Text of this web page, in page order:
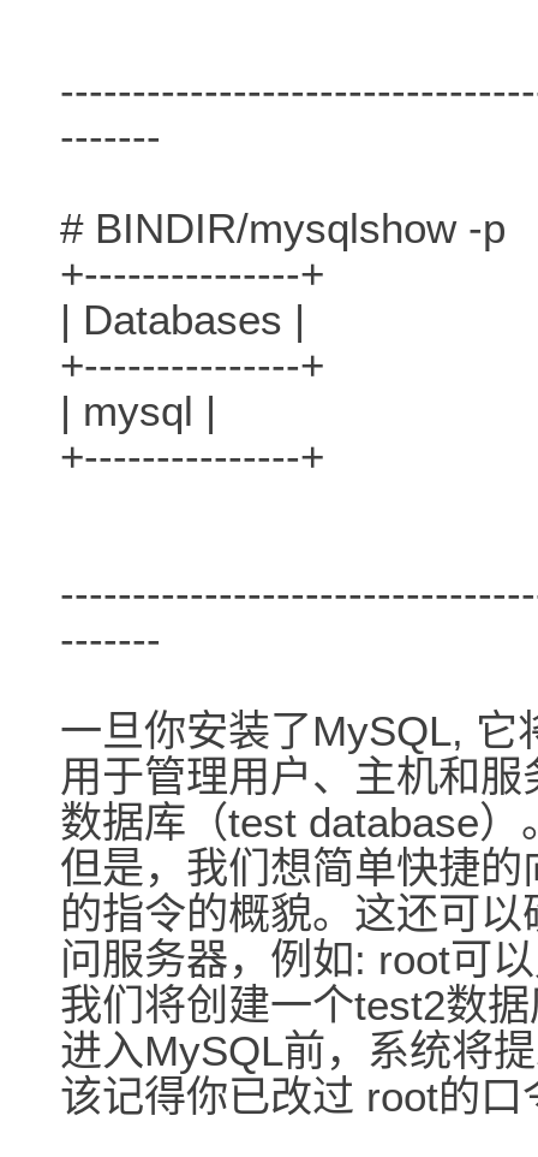
-------
# BINDIR/mysqlshow -p
+---------------+
| Databases |
+---------------+
| mysql |
+---------------+
-------
一旦你安装了MySQL, 它
用于管理用户、主机和
数据库（test database
但是，我们想简单快捷
的指令的概貌。这还可
问服务器，例如: root可
我们将创建一个test2数
进入MySQL前，系统将
该记得你已改过 root的口